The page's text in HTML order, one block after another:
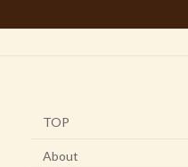
TOP
About